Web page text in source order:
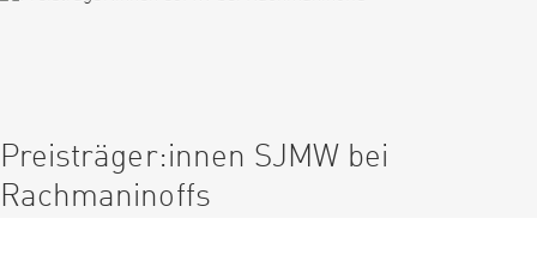
Preisträger:innen SJMW bei
Rachmaninoffs